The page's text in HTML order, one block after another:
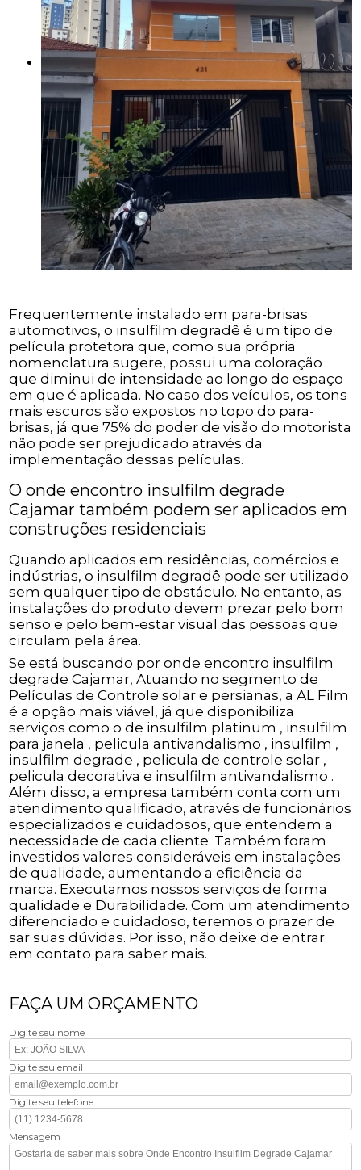
Frequentemente instalado em para-brisas
automotivos, o insulfilm degradê é um tipo de
película protetora que, como sua própria
nomenclatura sugere, possui uma coloração
que diminui de intensidade ao longo do espaço
em que é aplicada. No caso dos veículos, os tons
mais escuros são expostos no topo do para-
brisas, já que 75% do poder de visão do motorista
não pode ser prejudicado através da
implementação dessas películas.
O onde encontro insulfilm degrade
Cajamar também podem ser aplicados em
construções residenciais
Quando aplicados em residências, comércios e
indústrias, o insulfilm degradê pode ser utilizado
sem qualquer tipo de obstáculo. No entanto, as
instalações do produto devem prezar pelo bom
senso e pelo bem-estar visual das pessoas que
circulam pela área.
Se está buscando por onde encontro insulfilm
degrade Cajamar, Atuando no segmento de
Películas de Controle solar e persianas, a AL Film
é a opção mais viável, já que disponibiliza
serviços como o de insulfilm platinum , insulfilm
para janela , pelicula antivandalismo , insulfilm ,
insulfilm degrade , pelicula de controle solar ,
pelicula decorativa e insulfilm antivandalismo .
Além disso, a empresa também conta com um
atendimento qualificado, através de funcionários
especializados e cuidadosos, que entendem a
necessidade de cada cliente. Também foram
investidos valores consideráveis em instalações
de qualidade, aumentando a eficiência da
marca. Executamos nossos serviços de forma
qualidade e Durabilidade. Com um atendimento
diferenciado e cuidadoso, teremos o prazer de
sar suas dúvidas. Por isso, não deixe de entrar
em contato para saber mais.
FAÇA UM ORÇAMENTO
Digite seu nome
Digite seu email
Digite seu telefone
Mensagem